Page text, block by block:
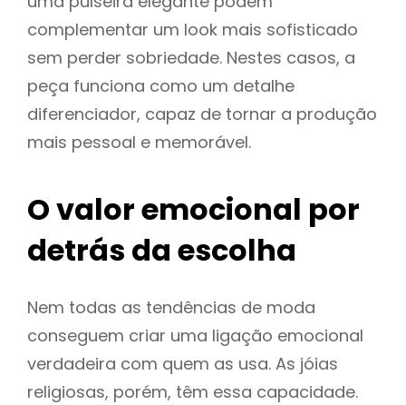
complementar um look mais sofisticado
sem perder sobriedade. Nestes casos, a
peça funciona como um detalhe
diferenciador, capaz de tornar a produção
mais pessoal e memorável.
O valor emocional por
detrás da escolha
Nem todas as tendências de moda
conseguem criar uma ligação emocional
verdadeira com quem as usa. As jóias
religiosas, porém, têm essa capacidade.